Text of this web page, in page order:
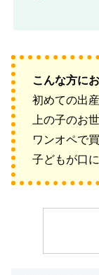
こんな方に
初めての出
上の子のお
ワンオペで
子どもが口